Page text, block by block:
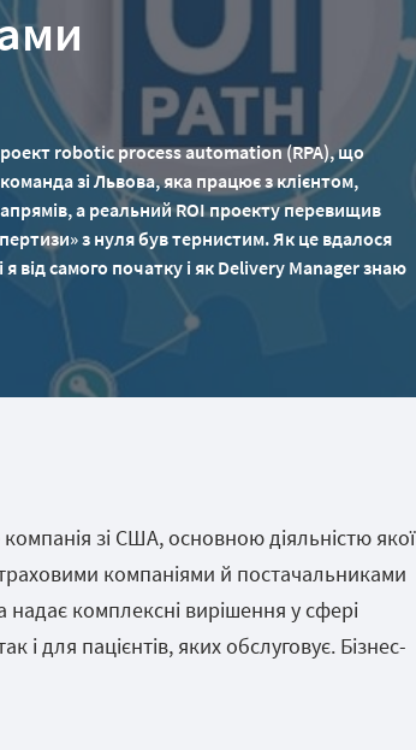
robotic process automation (RPA), що
зі Львова, яка працює з клієнтом,
а реальний ROI проекту перевищив
з нуля був тернистим. Як це вдалося
від самого початку і як Delivery Manager знаю
зі США, основною діяльністю якої
компаніями й постачальниками
надає комплексні вирішення у сфері
і для пацієнтів, яких обслуговує. Бізнес-